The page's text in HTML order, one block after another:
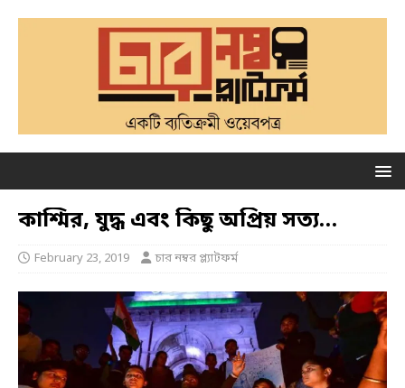
কাশ্মির, যুদ্ধ এবং কিছু অপ্রিয় সত্য…
February 23, 2019 চার নম্বর প্ল্যাটফর্ম